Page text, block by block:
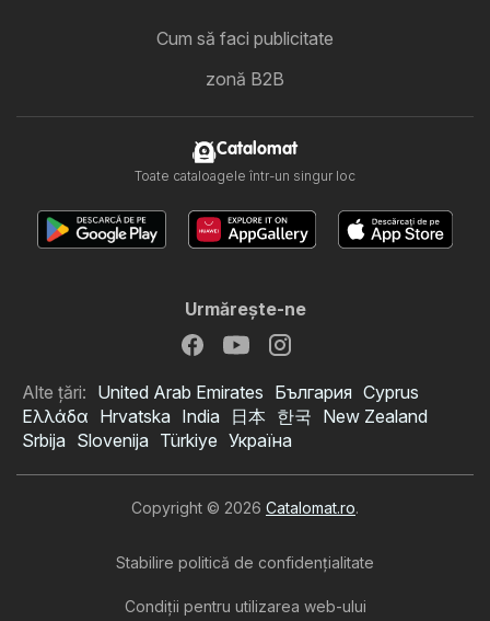
Cum să faci publicitate
zonă B2B
Catalomat
Toate cataloagele într-un singur loc
Urmăreşte-ne
Alte țări: United Arab Emirates България Cyprus
Ελλάδα Hrvatska India 日本 한국 New Zealand
Srbija Slovenija Türkiye Україна
Copyright © 2026 Catalomat.ro.
Stabilire politică de confidenţialitate
Condiţii pentru utilizarea web-ului